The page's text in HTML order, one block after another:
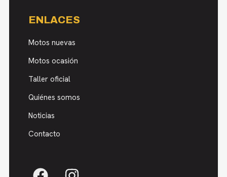
ENLACES
Motos nuevas
Motos ocasión
Taller oficial
Quiénes somos
Noticias
Contacto